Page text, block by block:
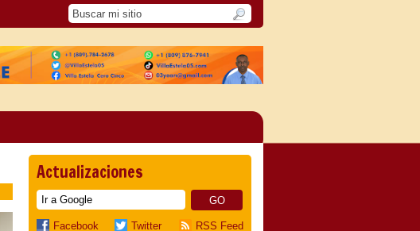
Actualizaciones
Facebook Twitter RSS Feed